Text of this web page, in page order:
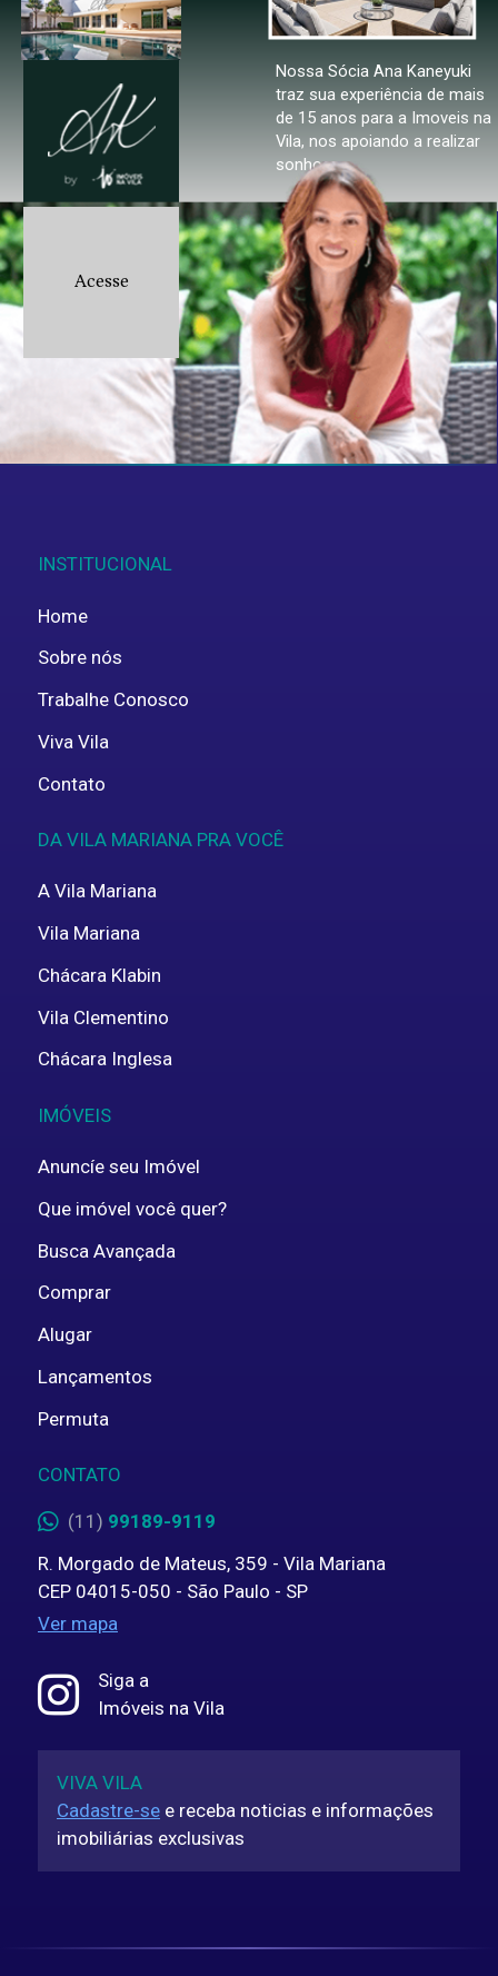
Email
ENVIAR
Endereço do imóvel
CEP Valor
Mensagem
Aceito fornecer estes dados pessoais para
uso interno, em concordância com apolítica de
privacidade.
ENVIAR
Nossa Sócia Ana Kaneyuki
traz sua experiência de mais
de 15 anos para a Imoveis na
Vila, nos apoiando a realizar
sonhos.
Acesse
INSTITUCIONAL
Home
Sobre nós
Trabalhe Conosco
Viva Vila
Contato
DA VILA MARIANA PRA VOCÊ
A Vila Mariana
Vila Mariana
Chácara Klabin
Vila Clementino
Chácara Inglesa
IMÓVEIS
Anuncíe seu Imóvel
Que imóvel você quer?
Busca Avançada
Comprar
Alugar
Lançamentos
Permuta
CONTATO
(11) 99189-9119
R. Morgado de Mateus, 359 - Vila Mariana
CEP 04015-050 - São Paulo - SP
Ver mapa
Siga a
Imóveis na Vila
VIVA VILA
Cadastre-se e receba noticias e informações
imobiliárias exclusivas